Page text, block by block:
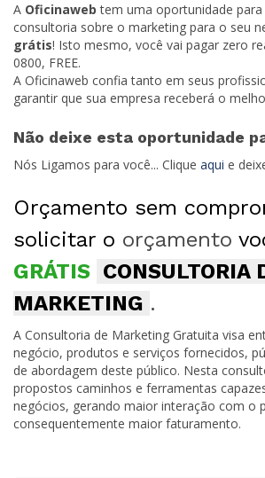
A Oficinaweb tem uma oportunidade para
consultoria sobre o marketing para o seu
grátis! Isto mesmo, você vai pagar zero
0800, FREE.
A Oficinaweb confia tanto em seus
garantir que sua empresa receberá o
Não deixe esta oportunidade
Nós Ligamos para você... Clique aqui e
Orçamento sem
solicitar o orçamento
GRÁTIS CONSULTORIA
MARKETING .
A Consultoria de Marketing Gratuita visa
negócio, produtos e serviços fornecidos,
de abordagem deste público. Nesta
propostos caminhos e ferramentas
negócios, gerando maior interação com o
consequentemente maior faturamento.